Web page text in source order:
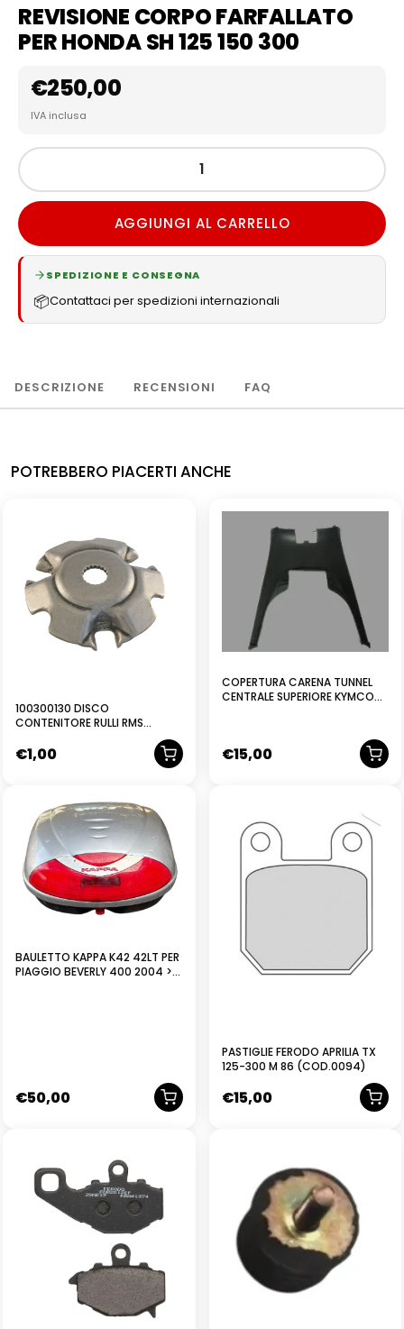
REVISIONE CORPO FARFALLATO
PER HONDA SH 125 150 300
€250,00
IVA inclusa
AGGIUNGI AL CARRELLO
SPEDIZIONE E CONSEGNA
📦Contattaci per spedizioni internazionali
DESCRIZIONE RECENSIONI FAQ
POTREBBERO PIACERTI ANCHE
100300130 DISCO
CONTENITORE RULLI RMS
€1,00
COPERTURA CARENA TUNNEL
CENTRALE SUPERIORE KYMCO
€15,00
BAULETTO KAPPA K42 42LT PER
PIAGGIO BEVERLY 400 2004 >
€50,00
PASTIGLIE FERODO APRILIA TX
125-300 M 86 (COD.0094)
€15,00